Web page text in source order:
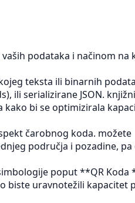
podataka i načinom na
teksta ili binarnih
ili serializirane JSON.
bi se optimizirala
čarobnog koda. možete
područja i pozadine, pa
poput **QR Koda
biste uravnotežili kapacitet